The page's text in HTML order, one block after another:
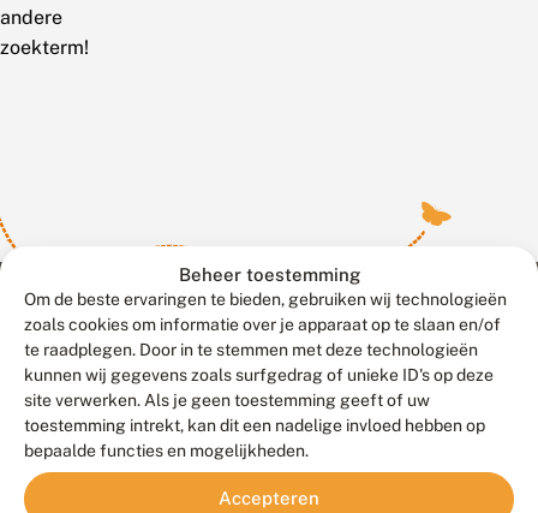
Beheer toestemming
Om de beste ervaringen te bieden, gebruiken wij technologieën
zoals cookies om informatie over je apparaat op te slaan en/of
te raadplegen. Door in te stemmen met deze technologieën
kunnen wij gegevens zoals surfgedrag of unieke ID's op deze
site verwerken. Als je geen toestemming geeft of uw
toestemming intrekt, kan dit een nadelige invloed hebben op
bepaalde functies en mogelijkheden.
Accepteren
andere
zoekterm!
Contact
Meld waarnemingen© 2026 Vlinderstichting
Duurzaam ontwikkeld door
Go2People
, ontworpen door
Blue Field Agency
Privacy
Disclaimer
Sitemap